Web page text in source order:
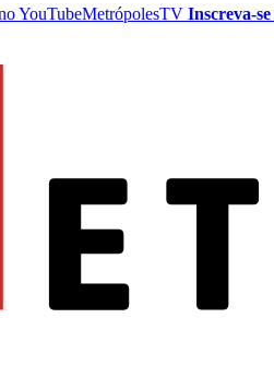
YouTubeMetrópolesTV Inscreva-se